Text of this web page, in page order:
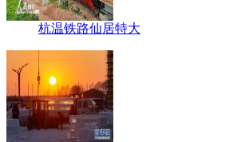
杭温铁路仙居特大